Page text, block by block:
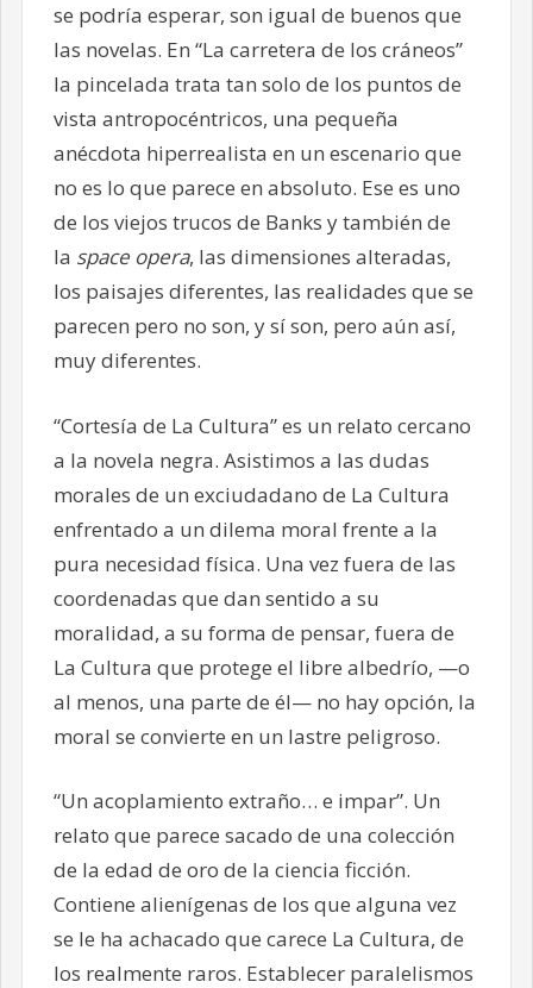
se podría esperar, son igual de buenos que
las novelas. En “La carretera de los cráneos”
la pincelada trata tan solo de los puntos de
vista antropocéntricos, una pequeña
anécdota hiperrealista en un escenario que
no es lo que parece en absoluto. Ese es uno
de los viejos trucos de Banks y también de
la space opera, las dimensiones alteradas,
los paisajes diferentes, las realidades que se
parecen pero no son, y sí son, pero aún así,
muy diferentes.
“Cortesía de La Cultura” es un relato cercano
a la novela negra. Asistimos a las dudas
morales de un exciudadano de La Cultura
enfrentado a un dilema moral frente a la
pura necesidad física. Una vez fuera de las
coordenadas que dan sentido a su
moralidad, a su forma de pensar, fuera de
La Cultura que protege el libre albedrío, —o
al menos, una parte de él— no hay opción, la
moral se convierte en un lastre peligroso.
“Un acoplamiento extraño… e impar”. Un
relato que parece sacado de una colección
de la edad de oro de la ciencia ficción.
Contiene alienígenas de los que alguna vez
se le ha achacado que carece La Cultura, de
los realmente raros. Establecer paralelismos